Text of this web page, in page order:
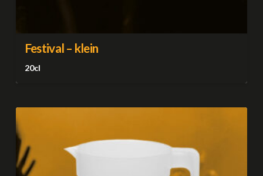
Festival – klein
20cl